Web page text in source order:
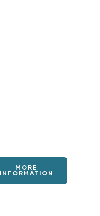
MORE
INFORMATION